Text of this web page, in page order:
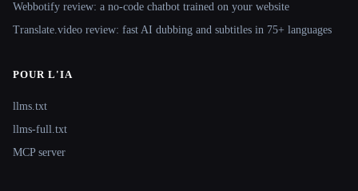
Webbotify review: a no-code chatbot trained on your website
Translate.video review: fast AI dubbing and subtitles in 75+ languages
POUR L'IA
llms.txt
llms-full.txt
MCP server